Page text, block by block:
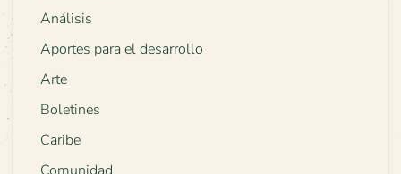
Análisis
Aportes para el desarrollo
Arte
Boletines
Caribe